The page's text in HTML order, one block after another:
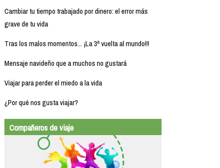
Cambiar tu tiempo trabajado por dinero: el error más
grave de tu vida
Tras los malos momentos... ¡La 3ª vuelta al mundo!!!
Mensaje navideño que a muchos no gustará
Viajar para perder el miedo a la vida
¿Por qué nos gusta viajar?
Compañeros de viaje